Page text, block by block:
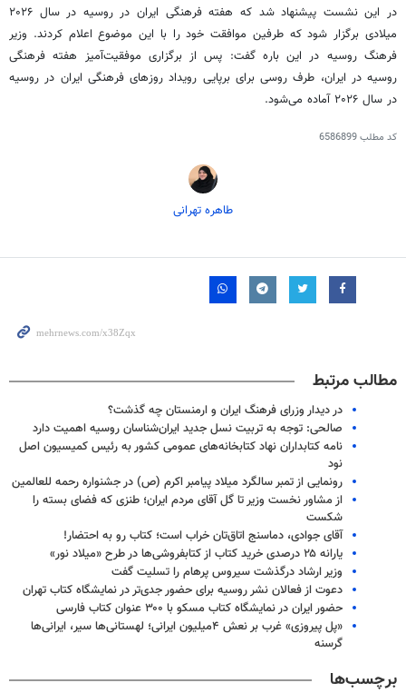
در این نشست پیشنهاد شد که هفته فرهنگی ایران در روسیه در سال ۲۰۲۶
میلادی برگزار شود که طرفین موافقت خود را با این موضوع اعلام کردند. وزیر
فرهنگ روسیه در این باره گفت: پس از برگزاری موفقیت‌آمیز هفته فرهنگی
روسیه در ایران، طرف روسی برای برپایی رویداد روزهای فرهنگی ایران در روسیه
در سال ۲۰۲۶ آماده می‌شود.
کد مطلب6586899
طاهره تهرانی
مطالب مرتبط
در دیدار وزرای فرهنگ ایران و ارمنستان چه گذشت؟
صالحی: توجه به تربیت نسل جدید ایران‌شناسان روسیه اهمیت دارد
نامه کتابداران نهاد کتابخانه‌های عمومی کشور به رئیس کمیسیون اصل
نود
رونمایی از تمبر سالگرد میلاد پیامبر اکرم (ص) در جشنواره رحمه للعالمین
از مشاور نخست وزیر تا گل آقای مردم ایران؛ طنزی که فضای بسته را
شکست
آقای جوادی، دماسنج اتاق‌تان خراب است؛ کتاب رو به احتضار!
یارانه ۲۵ درصدی خرید کتاب از کتابفروشی‌ها در طرح «میلاد نور»
وزیر ارشاد درگذشت سیروس پرهام را تسلیت گفت
دعوت از فعالان نشر روسیه برای حضور جدی‌تر در نمایشگاه کتاب تهران
حضور ایران در نمایشگاه کتاب مسکو با ۳۰۰ عنوان کتاب فارسی
«پل پیروزی» غرب بر نعش ۴میلیون ایرانی؛ لهستانی‌ها سیر، ایرانی‌ها
گرسنه
برچسب‌ها